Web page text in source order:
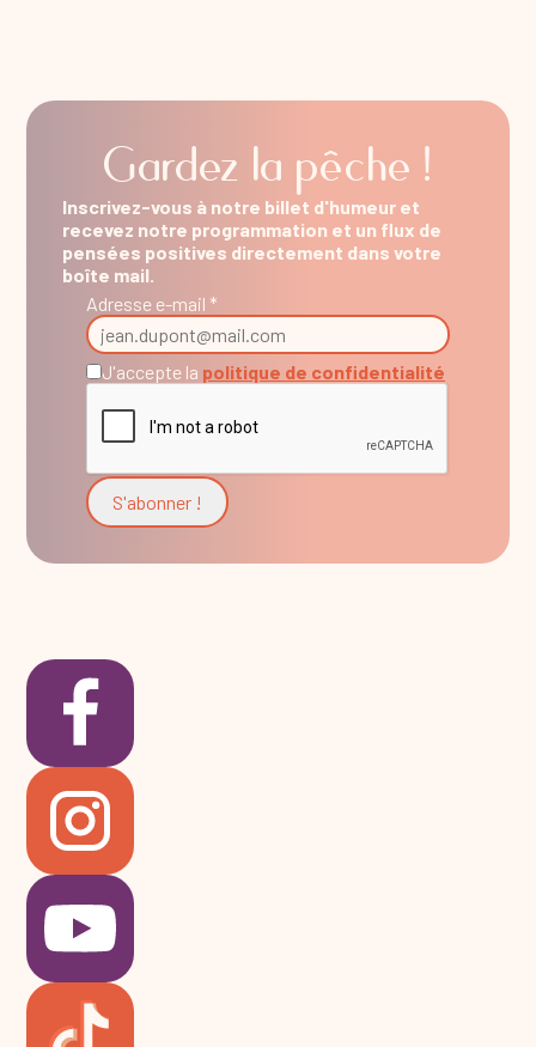
Gardez la pêche !
Inscrivez-vous à notre billet d'humeur et
recevez notre programmation et un flux de
pensées positives directement dans votre
boîte mail.
Adresse e-mail *
J'accepte la politique de confidentialité